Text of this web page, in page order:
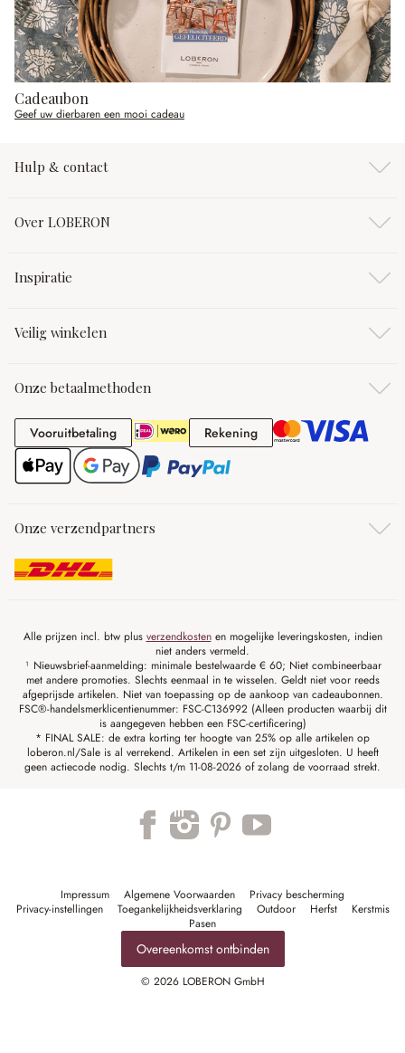
Cadeaubon
Geef uw dierbaren een mooi cadeau
Hulp & contact
Over LOBERON
Inspiratie
Veilig winkelen
Onze betaalmethoden
VooruitbetalingVooruitbetaling RekeningRekening
Onze verzendpartners
Alle prijzen incl. btw plus verzendkostenen mogelijke leveringskosten, indien
niet anders vermeld.
¹ Nieuwsbrief-aanmelding: minimale bestelwaarde € 60; Niet combineerbaar
met andere promoties. Slechts eenmaal in te wisselen. Geldt niet voor reeds
afgeprijsde artikelen. Niet van toepassing op de aankoop van cadeaubonnen.
FSC®-handelsmerklicentienummer: FSC-C136992 (Alleen producten waarbij dit
is aangegeven hebben een FSC-certificering)
* FINAL SALE: de extra korting ter hoogte van 25% op alle artikelen op
loberon.nl/Sale is al verrekend. Artikelen in een set zijn uitgesloten. U heeft
geen actiecode nodig. Slechts t/m 11-08-2026 of zolang de voorraad strekt.
Impressum Algemene Voorwaarden
Privacy bescherming
Privacy-instellingen
Toegankelijkheidsverklaring Outdoor Herfst
Kerstmis
Pasen
Overeenkomst ontbinden
© 2026 LOBERON GmbH